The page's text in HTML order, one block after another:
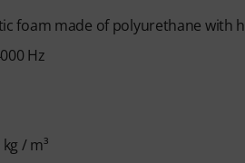
foam made of polyurethane with
Hz
/ m³